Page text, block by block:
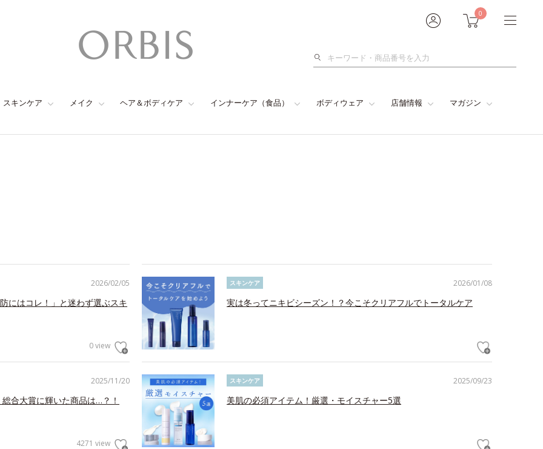
0
検
スキンケア メイク ヘア＆ボディケア インナーケア（食品） ボディウェア 店舗情報 マガジン
2026/02/05
にはコレ！」と迷わず選ぶスキ
0 view
2026/01/08
スキンケア
実は冬ってニキビシーズン！？今こそクリアフルでトータルケア
2025/11/20
合大賞に輝いた商品は…？！
4271 view
2025/09/23
スキンケア
美肌の必須アイテム！厳選・モイスチャー5選